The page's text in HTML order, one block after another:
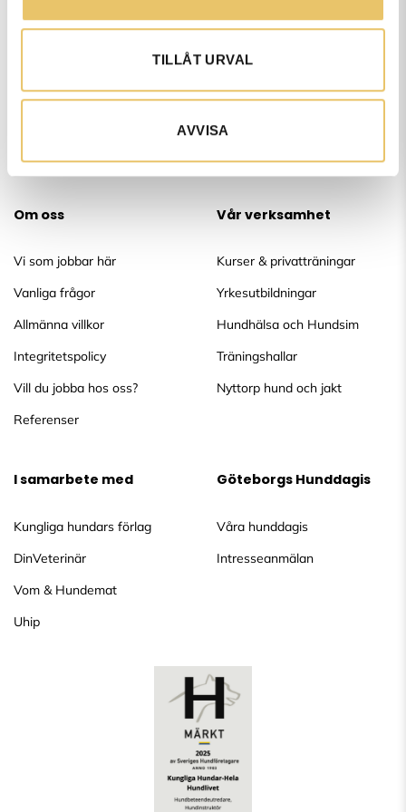
TILLÅT URVAL
AVVISA
hundböckerna.
Vi finns med dig genom hela hundlivet – från valpbus till
seniorsteg, med stöd, kunskap och gemenskap längs vägen.
Om oss
Vi som jobbar här
Vanliga frågor
Allmänna villkor
Integritetspolicy
Vill du jobba hos oss?
Referenser
Vår verksamhet
Kurser & privatträningar
Yrkesutbildningar
Hundhälsa och Hundsim
Träningshallar
Nyttorp hund och jakt
I samarbete med
Kungliga hundars förlag
DinVeterinär
Vom & Hundemat
Uhip
Göteborgs Hunddagis
Våra hunddagis
Intresseanmälan